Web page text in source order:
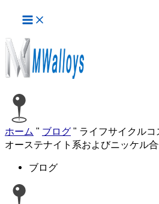
ス
キ
ッ
イ
ン
メ
ニ
ュ
ー
ホーム " ブログ " ライフサイクル
オーステナイト系およびニッケル
ブログ